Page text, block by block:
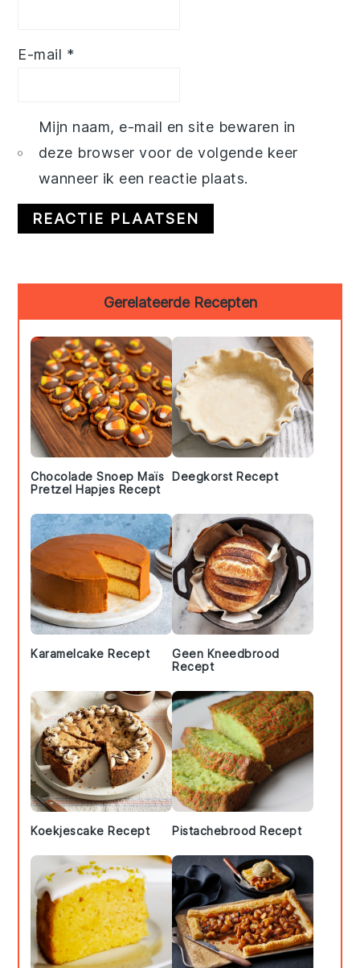
E-mail *
Mijn naam, e-mail en site bewaren in
deze browser voor de volgende keer
wanneer ik een reactie plaats.
Sidebar
Gerelateerde Recepten
Chocolade Snoep Maïs
Pretzel Hapjes Recept
Deegkorst Recept
Karamelcake Recept
Geen Kneedbrood
Recept
Koekjescake Recept Pistachebrood Recept